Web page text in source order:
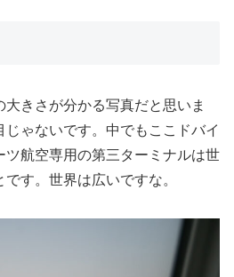
大きさが分かる写真だと思いま
ゃないです。中でもここドバイ
ツ航空専用の第三ターミナルは世
す。世界は広いですな。